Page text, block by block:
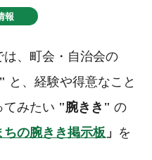
報
、町会・自治会の
と、経験や得意なこと
てみたい "腕きき" の
ちの腕きき掲示板 」 を